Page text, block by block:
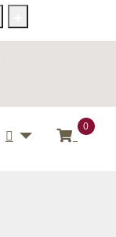
Benutzermenü
0